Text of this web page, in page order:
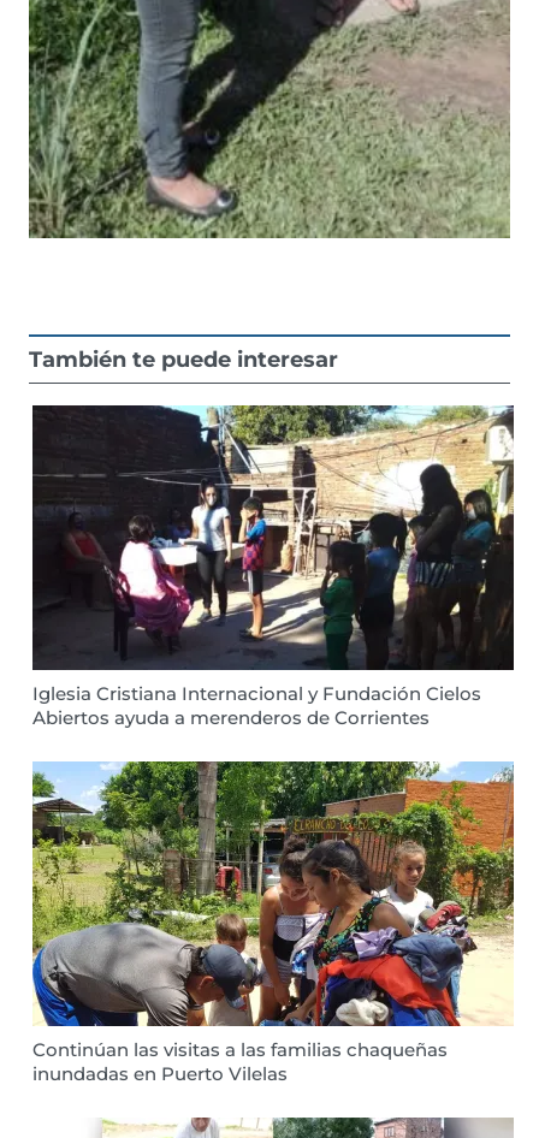
También te puede interesar
Iglesia Cristiana Internacional y Fundación Cielos
Abiertos ayuda a merenderos de Corrientes
Continúan las visitas a las familias chaqueñas
inundadas en Puerto Vilelas